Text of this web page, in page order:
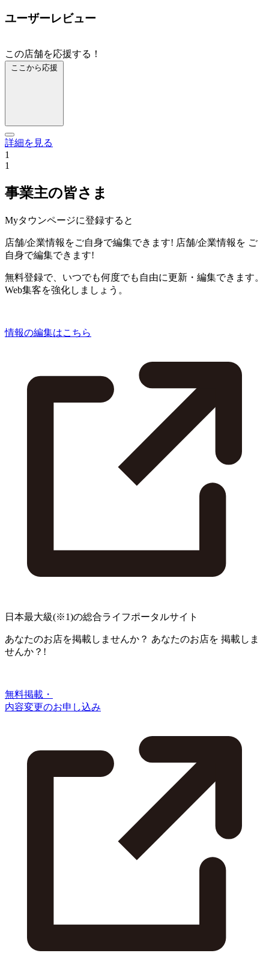
ユーザーレビュー
この店舗を応援する！
ここから応援
詳細を見る
1
1
事業主の皆さま
Myタウンページに登録すると
店舗/企業情報をご自身で編集できます! 店舗/企業情報を ご
自身で編集できます!
無料登録で、いつでも何度でも自由に更新・編集できます。
Web集客を強化しましょう。
情報の編集はこちら
日本最大級(※1)の総合ライフポータルサイト
あなたのお店を掲載しませんか？ あなたのお店を 掲載しま
せんか？!
無料掲載・
内容変更のお申し込み